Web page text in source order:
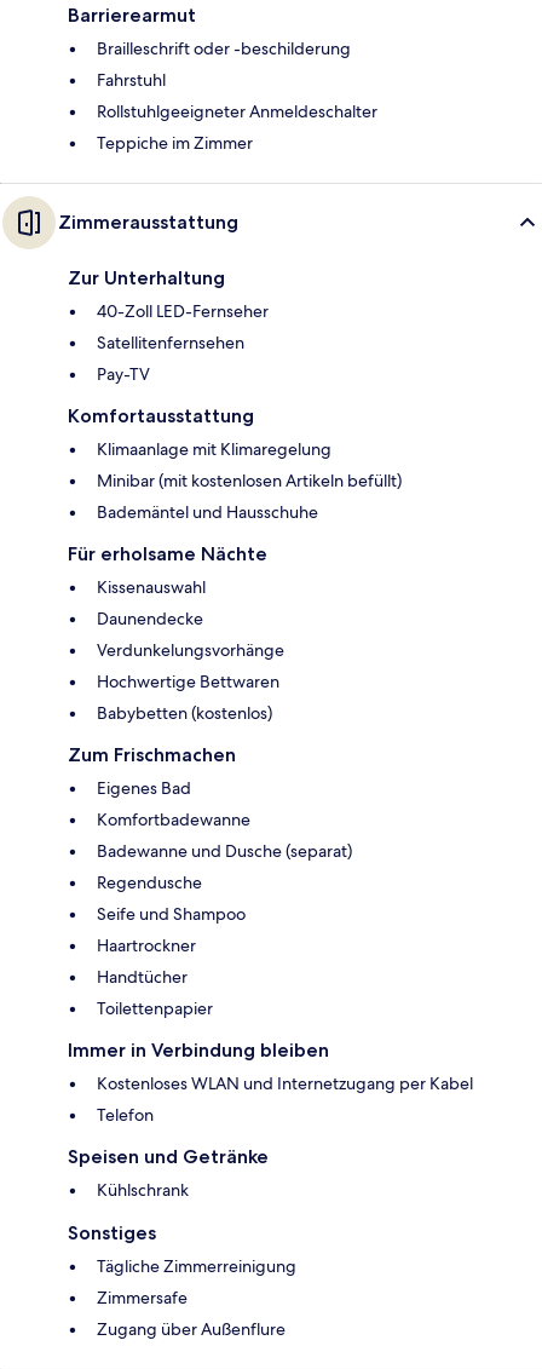
Barrierearmut
Brailleschrift oder -beschilderung
Fahrstuhl
Rollstuhlgeeigneter Anmeldeschalter
Teppiche im Zimmer
Zimmerausstattung
Zur Unterhaltung
40-Zoll LED-Fernseher
Satellitenfernsehen
Pay-TV
Komfortausstattung
Klimaanlage mit Klimaregelung
Minibar (mit kostenlosen Artikeln befüllt)
Bademäntel und Hausschuhe
Für erholsame Nächte
Kissenauswahl
Daunendecke
Verdunkelungsvorhänge
Hochwertige Bettwaren
Babybetten (kostenlos)
Zum Frischmachen
Eigenes Bad
Komfortbadewanne
Badewanne und Dusche (separat)
Regendusche
Seife und Shampoo
Haartrockner
Handtücher
Toilettenpapier
Immer in Verbindung bleiben
Kostenloses WLAN und Internetzugang per Kabel
Telefon
Speisen und Getränke
Kühlschrank
Sonstiges
Tägliche Zimmerreinigung
Zimmersafe
Zugang über Außenflure